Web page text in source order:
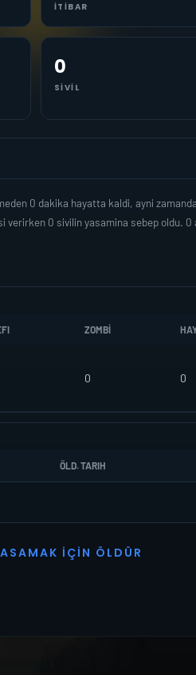
İTIBAR
0
SIVIL
0 dakika hayatta kaldi, ayni
0 sivilin yasamina sebep oldu.
ZOMBI
0 0
ÖLD. TARIH
ASAMAK İ ÇI N Ö L D Ü R